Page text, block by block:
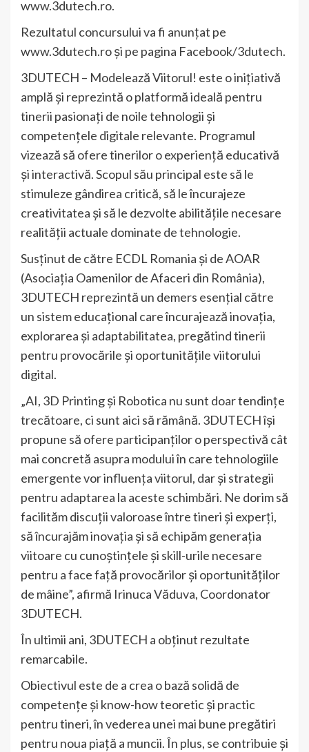
www.3dutech.ro.
Rezultatul concursului va fi anunțat pe
www.3dutech.ro și pe pagina Facebook/3dutech.
3DUTECH – Modelează Viitorul! este o inițiativă
amplă și reprezintă o platformă ideală pentru
tinerii pasionați de noile tehnologii și
competențele digitale relevante. Programul
vizează să ofere tinerilor o experiență educativă
și interactivă. Scopul său principal este să le
stimuleze gândirea critică, să le încurajeze
creativitatea și să le dezvolte abilitățile necesare
realității actuale dominate de tehnologie.
Susținut de către ECDL Romania și de AOAR
(Asociația Oamenilor de Afaceri din România),
3DUTECH reprezintă un demers esențial către
un sistem educațional care încurajează inovația,
explorarea și adaptabilitatea, pregătind tinerii
pentru provocările și oportunitățile viitorului
digital.
„AI, 3D Printing și Robotica nu sunt doar tendințe
trecătoare, ci sunt aici să rămână. 3DUTECH își
propune să ofere participanților o perspectivă cât
mai concretă asupra modului în care tehnologiile
emergente vor influența viitorul, dar și strategii
pentru adaptarea la aceste schimbări. Ne dorim să
facilităm discuții valoroase între tineri și experți,
să încurajăm inovația și să echipăm generația
viitoare cu cunoștințele și skill-urile necesare
pentru a face față provocărilor și oportunităților
de mâine”, afirmă Irinuca Văduva, Coordonator
3DUTECH.
În ultimii ani, 3DUTECH a obținut rezultate
remarcabile.
Obiectivul este de a crea o bază solidă de
competenţe şi know-how teoretic şi practic
pentru tineri, în vederea unei mai bune pregătiri
pentru noua piață a muncii. În plus, se contribuie și